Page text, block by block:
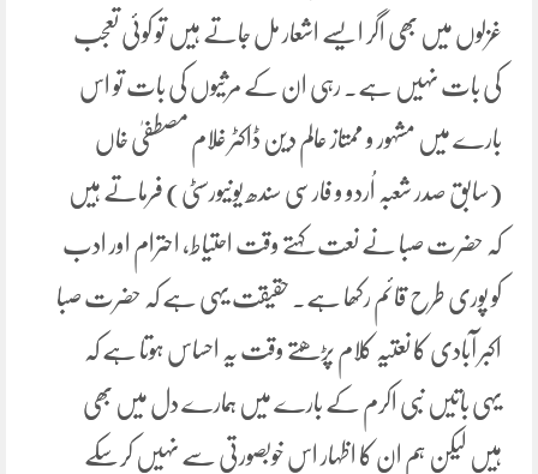
غزلوں میں بھی اگر ایسے اشعار مل جاتے ہیں تو کوئی تعجب
کی بات نہیں ہے۔ رہی ان کے مرثیوں کی بات تو اس
بارے میں مشہور و ممتاز عالم دین ڈاکٹر غلام مصطفیٰ خاں
(سابق صدر شعبہ اُردو و فارسی سندھ یونیورسٹی) فرماتے ہیں
کہ حضرت صبا نے نعت کہتے وقت احتیاط، احترام اور ادب
کو پوری طرح قائم رکھا ہے۔ حقیقت یہی ہے کہ حضرت صبا
اکبر آبادی کا نعتیہ کلام پڑھتے وقت یہ احساس ہوتا ہے کہ
یہی باتیں نبی اکرم کے بارے میں ہمارے دل میں بھی
ہیں لیکن ہم ان کا اظہار اس خوبصورتی سے نہیں کرسکے